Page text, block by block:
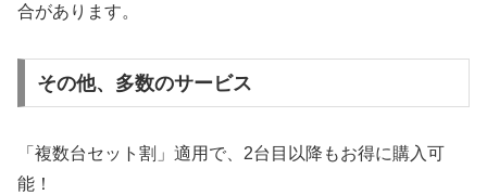
合があります。
その他、多数のサービス
「複数台セット割」適用で、2台目以降もお得に購入可
能！